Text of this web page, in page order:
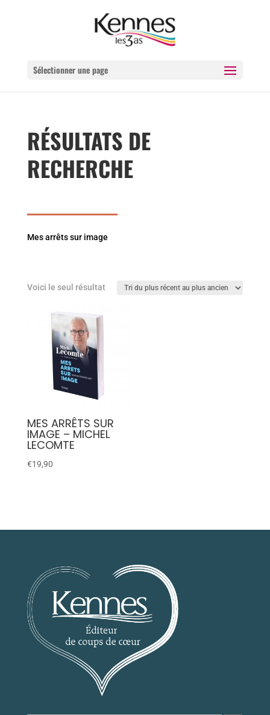
Sélectionner une page
RÉSULTATS DE
RECHERCHE
Mes arrêts sur image
Voici le seul résultat
MES ARRÊTS SUR
IMAGE – MICHEL
LECOMTE
€19,90